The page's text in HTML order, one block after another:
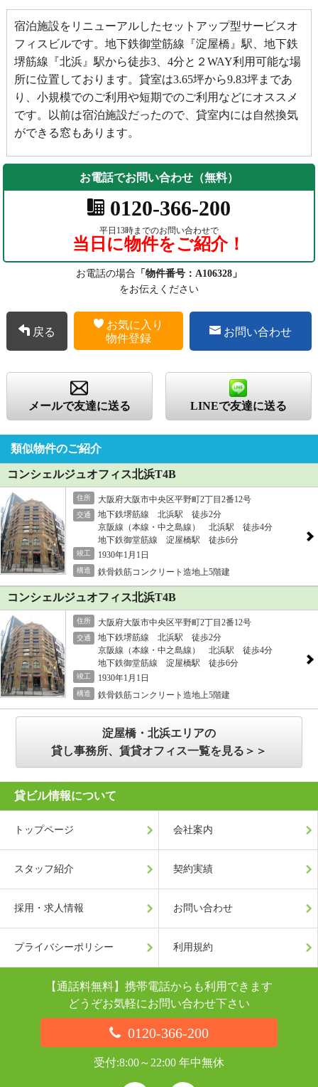
宿泊施設をリニューアルしたセットアップ型サービスオ
フィスビルです。地下鉄御堂筋線『淀屋橋』駅、地下鉄
堺筋線『北浜』駅から徒歩3、4分と２WAY利用可能な場
所に位置しております。貸室は3.65坪から9.83坪まであ
り、小規模でのご利用や短期でのご利用などにオススメ
です。以前は宿泊施設だったので、貸室内には自然換気
ができる窓もあります。
お電話でお問い合わせ（無料）
0120-366-200
平日13時までのお問い合わせで
当日に物件をご紹介！
お電話の場合 「物件番号：A106328」
をお伝えください
戻る
お気に入り
物件登録
お問い合わせ
メールで友達に送る LINEで友達に送る
類似物件のご紹介
コンシェルジュオフィス北浜T4B
住所 大阪府大阪市中央区平野町2丁目2番12号
交通
地下鉄堺筋線 北浜駅 徒歩2分
京阪線（本線・中之島線） 北浜駅 徒歩4分
地下鉄御堂筋線 淀屋橋駅 徒歩6分
竣工 1930年1月1日
構造 鉄骨鉄筋コンクリート造地上5階建
コンシェルジュオフィス北浜T4B
住所 大阪府大阪市中央区平野町2丁目2番12号
交通
地下鉄堺筋線 北浜駅 徒歩2分
京阪線（本線・中之島線） 北浜駅 徒歩4分
地下鉄御堂筋線 淀屋橋駅 徒歩6分
竣工 1930年1月1日
構造 鉄骨鉄筋コンクリート造地上5階建
淀屋橋・北浜エリアの
貸し事務所、賃貸オフィス一覧を見る＞＞
貸ビル情報について
トップページ 会社案内
スタッフ紹介 契約実績
採用・求人情報 お問い合わせ
プライバシーポリシー 利用規約
【通話料無料】携帯電話からも利用できます
どうぞお気軽にお問い合わせ下さい
0120-366-200
受付:8:00～22:00 年中無休